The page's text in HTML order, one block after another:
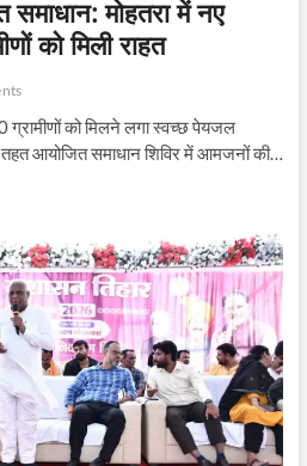
समाधान: मोहतरा में नए
को मिली राहत
को मिलने लगा स्वच्छ पेयजल
आयोजित समाधान शिविर में आमजनों की…